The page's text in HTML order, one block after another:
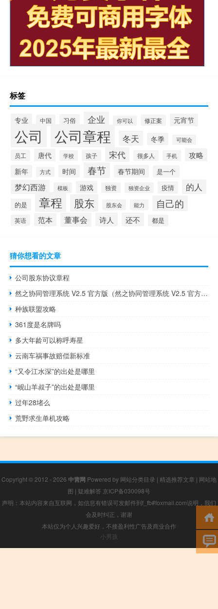
标签
专业 中国 习俗 企业 你可以 修正案 元宵节
公司 公司章程 冬天 冬季 可能会
员工 唐代 学校 孩子 宋代 很多人 手机 攻略
新年 方式 时间 春节 春节期间 是一个
梦幻西游 模板 游戏 独资 独资企业 疫情 的人
的是 章程 股东 股东会 能力 自己的
英语 范本 董事会 诗人 还不 都是
猜你想看的文章
公司股东协议章程
然之协同管理系统 V2.5 官方版（然之协同管理系统 V2.5 官方版功能简介）
种族联盟攻略
361度是名牌吗
多大年龄可以称呼寿星
云南车祸事故赔偿新标准
“又令江水深”的出处是哪里
“岘山羊叔子”的出处是哪里
过年28堵么
荒野求生单机攻略
Copyright © 2012 - 2026 中营网 Powered by 网站分类目录 | 精选推荐文章 | 网站地
图 | 疑难解答 京ICP备030098号
声明：本站内容来自互联网，如信息有错误可发邮件到f_fb#foxmail.com说明，我们
会及时纠正，谢谢
本站仅为个人兴趣爱好，不接盈利性广告及商业合作
小男孩